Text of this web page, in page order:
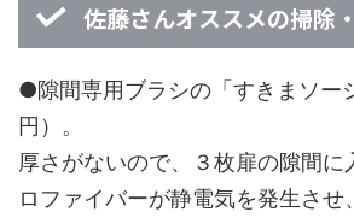
佐藤さんオススメの掃除
●隙間専用ブラシの「すきまソー
円）。
厚さがないので、３枚扉の隙間に
ロファイバーが静電気を発生させ